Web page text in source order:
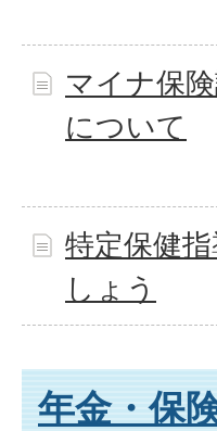
マイナ保
について
特定保健
しょう
年金・保